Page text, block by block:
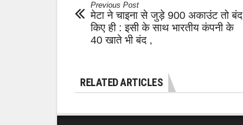
Previous Post
मेटा ने चाइना से जुड़े 900 अकाउंट तो बंद
किए ही : इसी के साथ भारतीय कंपनी के
40 खाते भी बंद ,
RELATED ARTICLES